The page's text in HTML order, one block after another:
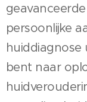
persoonlijke
huiddiagnose
bent naar